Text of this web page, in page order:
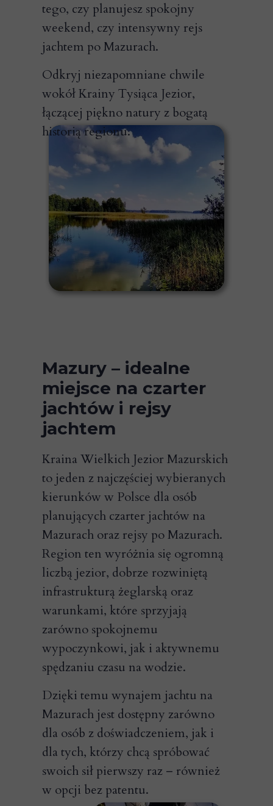
tego, czy planujesz spokojny
weekend, czy intensywny rejs
jachtem po Mazurach.
Odkryj niezapomniane chwile
wokół Krainy Tysiąca Jezior,
łączącej piękno natury z bogatą
historią regionu.
Mazury – idealne
miejsce na czarter
jachtów i rejsy
jachtem
Kraina Wielkich Jezior Mazurskich
to jeden z najczęściej wybieranych
kierunków w Polsce dla osób
planujących czarter jachtów na
Mazurach oraz rejsy po Mazurach.
Region ten wyróżnia się ogromną
liczbą jezior, dobrze rozwiniętą
infrastrukturą żeglarską oraz
warunkami, które sprzyjają
zarówno spokojnemu
wypoczynkowi, jak i aktywnemu
spędzaniu czasu na wodzie.
Dzięki temu wynajem jachtu na
Mazurach jest dostępny zarówno
dla osób z doświadczeniem, jak i
dla tych, którzy chcą spróbować
swoich sił pierwszy raz – również
w opcji bez patentu.